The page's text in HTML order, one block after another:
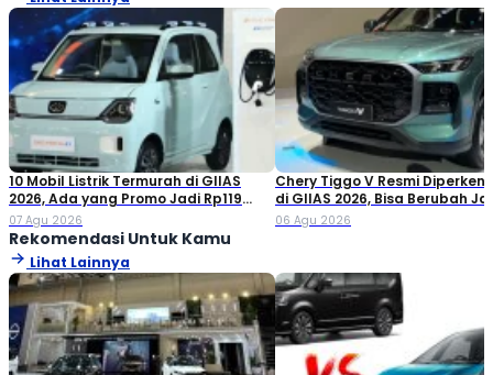
10 Mobil Listrik Termurah di GIIAS
2026, Ada yang Promo Jadi Rp119
Jutaan!
07 Agu 2026
Chery Tiggo V Resmi
di GIIAS 2026, Bisa Berubah
Double Cabin
06 Agu 2026
Rekomendasi Untuk Kamu
Lihat Lainnya